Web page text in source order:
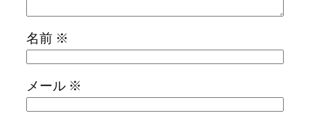
名前 ※
メール ※